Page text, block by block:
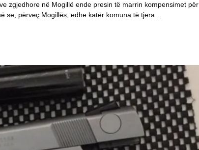
zgjedhore në Mogillë ende presin të marrin kompensimet për
se, përveç Mogillës, edhe katër komuna të tjera…